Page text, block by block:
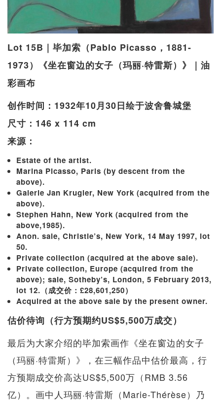
Lot 15B｜毕加索（Pablo Picasso，1881-
1973）《坐在窗边的女子（玛丽·特雷斯）》｜油
彩画布
创作时间：1932年10月30日绘于波舍鲁城堡
尺寸：146 x 114 cm
来源：
Estate of the artist.
Marina Picasso, Paris (by descent from the
above).
Galerie Jan Krugier, New York (acquired from the
above).
Stephen Hahn, New York (acquired from the
above,1985).
Anon. sale, Christie’s, New York, 14 May 1997, lot
50.
Private collection (acquired at the above sale).
Private collection, Europe (acquired from the
above); sale, Sotheby’s, London, 5 February 2013,
lot 12.（成交价：£28,601,250）
Acquired at the above sale by the present owner.
估价待询（行方预期约US$5,500万成交）
最后为大家介绍的毕加索画作《坐在窗边的女子
（玛丽·特雷斯）》，在三幅作品中估价最高，行
方预期成交价高达US$5,500万（RMB 3.56
亿）。画中人玛丽·特雷斯（Marie-Thérèse）乃